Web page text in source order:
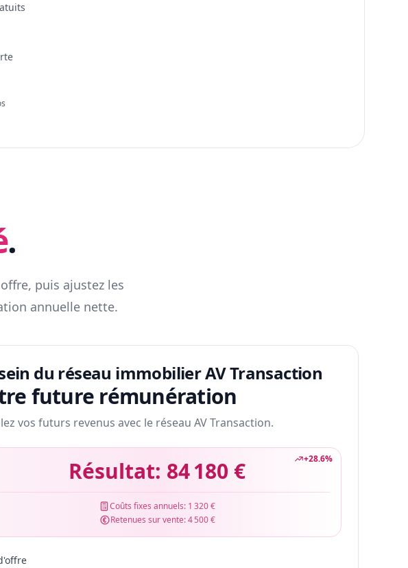
.
puis ajustez les
annuelle nette.
du réseau immobilier AV Transaction
future rémunération
vos futurs revenus avec le réseau AV Transaction.
+28.6%
Résultat: 84 180 €
Coûts fixes annuels: 1 320 €
Retenues sur vente:4 500 €